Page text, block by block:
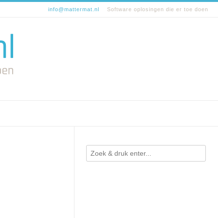
info@mattermat.nl Software oplosingen die er toe doen